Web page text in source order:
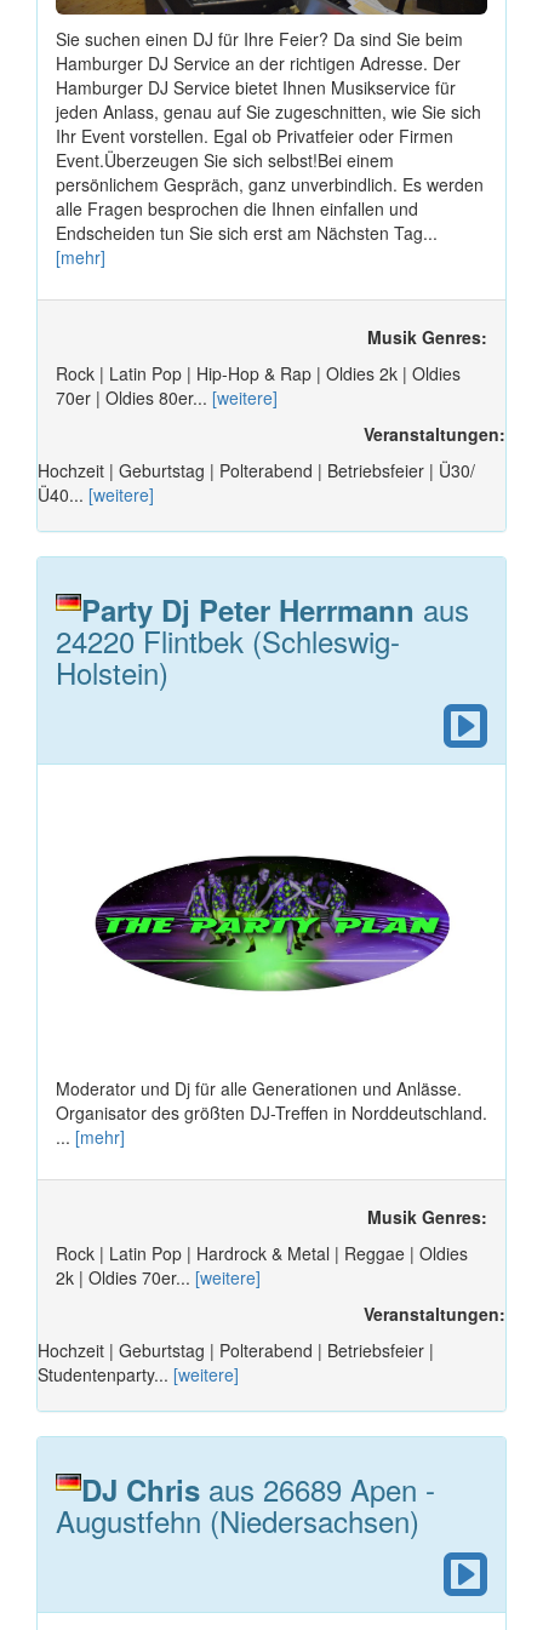
Sie suchen einen DJ für Ihre Feier? Da sind Sie beim
Hamburger DJ Service an der richtigen Adresse. Der
Hamburger DJ Service bietet Ihnen Musikservice für
jeden Anlass, genau auf Sie zugeschnitten, wie Sie sich
Ihr Event vorstellen. Egal ob Privatfeier oder Firmen
Event.Überzeugen Sie sich selbst!Bei einem
persönlichem Gespräch, ganz unverbindlich. Es werden
alle Fragen besprochen die Ihnen einfallen und
Endscheiden tun Sie sich erst am Nächsten Tag...
[mehr]
Musik Genres:
Rock | Latin Pop | Hip-Hop & Rap | Oldies 2k | Oldies
70er | Oldies 80er... [weitere]
Veranstaltungen:
Hochzeit | Geburtstag | Polterabend | Betriebsfeier | Ü30/
Ü40... [weitere]
Party Dj Peter Herrmann aus
24220 Flintbek (Schleswig-
Holstein)
Moderator und Dj für alle Generationen und Anlässe.
Organisator des größten DJ-Treffen in Norddeutschland.
... [mehr]
Musik Genres:
Rock | Latin Pop | Hardrock & Metal | Reggae | Oldies
2k | Oldies 70er... [weitere]
Veranstaltungen:
Hochzeit | Geburtstag | Polterabend | Betriebsfeier |
Studentenparty... [weitere]
DJ Chris aus 26689 Apen -
Augustfehn (Niedersachsen)